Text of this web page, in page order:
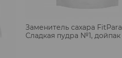
Заменитель сахара
Сладкая пудра №1, дойпак